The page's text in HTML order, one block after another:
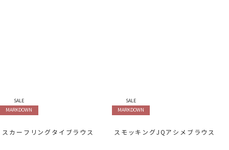
SALE
MARKDOWN
スカーフリングタイブラウス
SALE
MARKDOWN
スモッキングJQアシメブラウス